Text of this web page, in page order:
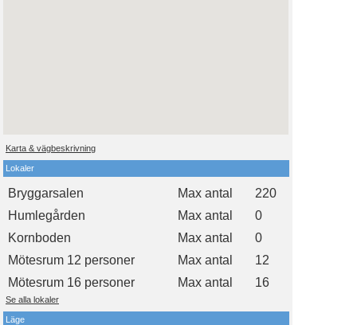
Karta & vägbeskrivning
Lokaler
Bryggarsalen Max antal
220
Humlegården
Max antal
0
Kornboden
Max antal
0
Mötesrum 12 personer
Max antal
12
Mötesrum 16 personer
Max antal 16
Se alla lokaler
Läge